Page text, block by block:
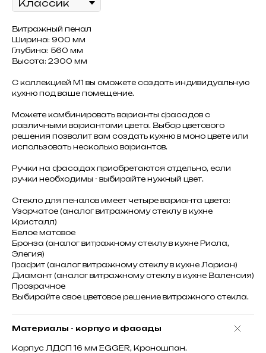
Витражный пенал
Ширина: 900 мм
Глубина: 560 мм
Высота: 2300 мм
С коллекцией М1 вы сможете создать индивидуальную
кухню под ваше помещение.
Можете комбинировать варианты фасадов с
различными вариантами цвета. Выбор цветового
решения позволит вам создать кухню в моно цвете или
использовать несколько вариантов.
Ручки на фасадах приобретаются отдельно, если
ручки необходимы - выбирайте нужный цвет.
Стекло для пеналов имеет четыре варианта цвета:
Узорчатое (аналог витражному стеклу в кухне
Кристалл)
Белое матовое
Бронза (аналог витражному стеклу в кухне Риола,
Элегия)
Графит (аналог витражному стеклу в кухне Лориан)
Диамант (аналог витражному стеклу в кухне Валенсия)
Прозрачное
Выбирайте свое цветовое решение витражного стекла.
Материалы - корпус и фасады
Корпус ЛДСП 16 мм EGGER, Кроношпан.